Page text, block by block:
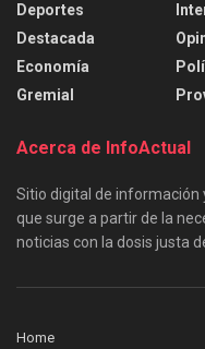
Deportes
Destacada
Economía
Gremial
Acerca de InfoActual
Sitio digital de información
que surge a partir de la
noticias con la dosis justa
Home